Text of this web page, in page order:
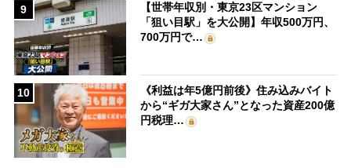
9
【世帯年収別・東京23区マンション
「狙い目駅」を大公開】年収500万円、
700万円で…
10
《利益は年5億円前後》住み込みバイト
から“ギガ大家さん”となった資産200億
円税理…